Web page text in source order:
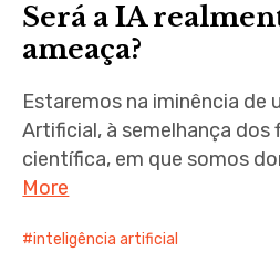
Será a IA
ameaça?
Estaremos na iminência de
Artificial, à semelhança dos
científica, em que somos
More
inteligência artificial